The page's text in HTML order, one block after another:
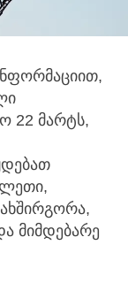
22 მარტს,
მიმდებარე